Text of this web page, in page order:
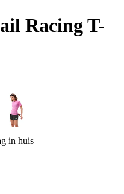
Racing T-
in huis